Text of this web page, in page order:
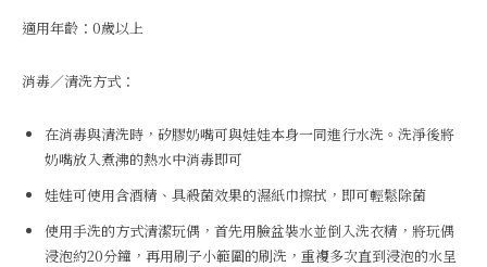
適用年齡：0歲以上
消毒／清洗方式：
在消毒與清洗時，矽膠奶嘴可與娃娃本身一同進行水洗。洗淨後將
奶嘴放入煮沸的熱水中消毒即可
娃娃可使用含酒精、具殺菌效果的濕紙巾擦拭，即可輕鬆除菌
使用手洗的方式清潔玩偶，首先用臉盆裝水並倒入洗衣精，將玩偶
浸泡約20分鐘，再用刷子小範圍的刷洗，重複多次直到浸泡的水呈